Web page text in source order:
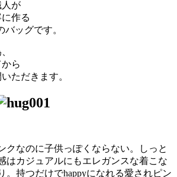
が
作る
バッグです。
ら
ただきます。
クなのに子供っぽくならない。しっと
はカジュアルにもエレガンスな着こな
。持つだけでhappyになれる愛されピン